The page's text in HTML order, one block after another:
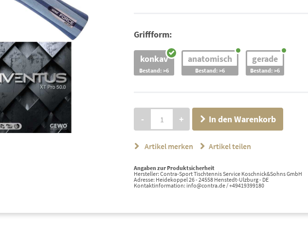
Griffform:
konkav
Bestand: >6
anatomisch
Bestand: >6
gerade
Bestand: >6
- + In den Warenkorb
Artikel merken Artikel teilen
Angaben zur Produktsicherheit
Hersteller: Contra-Sport Tischtennis Service Koschnick&Sohns GmbH
Adresse: Heidekoppel 26 - 24558 Henstedt-Ulzburg - DE
Kontaktinformation: info@contra.de / +49419399180